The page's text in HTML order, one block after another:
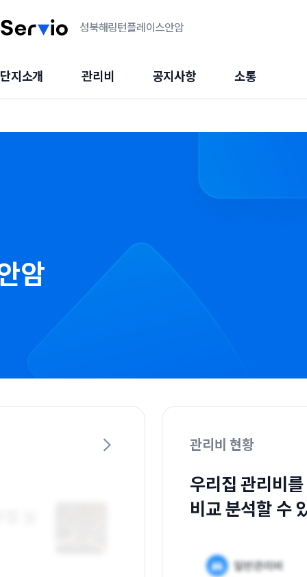
성북해링턴플레이스안암
단지소개 관리비 공지사항 소통
암
관리비 현황
우리집 관리비
비교 분석할 수